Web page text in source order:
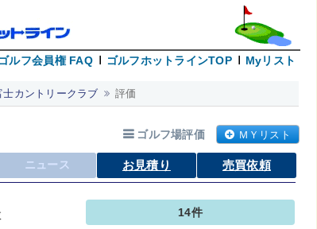
ゴルフ会員権 FAQ ゴルフホットラインTOP Myリスト
士カントリークラブ 評価
ゴルフ場評価 ＭＹリスト
ニュース お見積り 売買依頼
14件